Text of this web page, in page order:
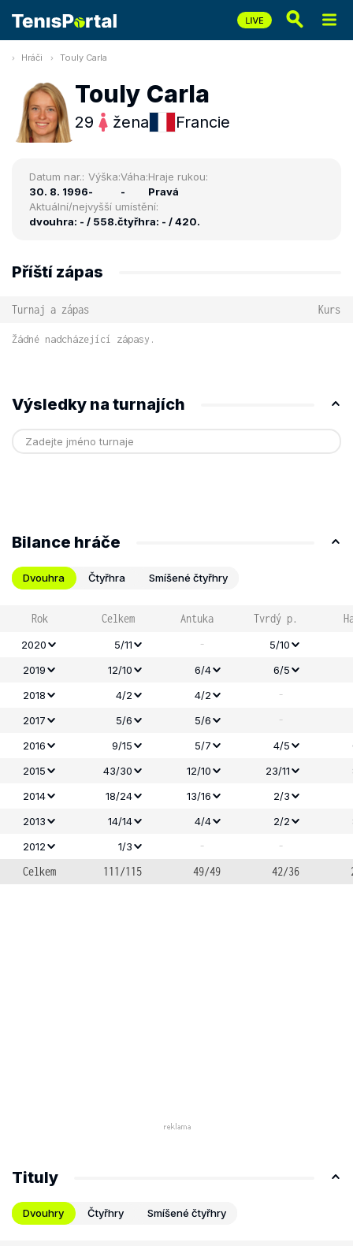
Hráči Touly Carla
Touly Carla
29 žena Francie
Datum nar.:
30. 8. 1996
Výška:
-
Váha:
-
Hraje rukou:
Pravá
Aktuální/nejvyšší umístění:
dvouhra: - / 558.čtyřhra: - / 420.
Příští zápas
Turnaj a zápas Kurs
Žádné nadcházející zápasy.
Výsledky na turnajích
Bilance hráče
Dvouhra Čtyřhra Smíšené čtyřhry
Rok Celkem Antuka Tvrdý p.
2020 5/11 -
5/10
2019
12/10 6/4
6/5
2018
4/2 4/2 -
2017 5/6 5/6 -
2016 9/15 5/7 4/5
2015
43/30 12/10 23/11
2014
18/24 13/16 2/3
2013
14/14 4/4 2/2
2012
1/3 -
-
Celkem
111/115 49/49 42/36
Tituly
Dvouhry Čtyřhry Smíšené čtyřhry